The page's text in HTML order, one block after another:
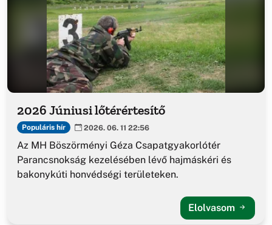
2026 Júniusi lőtérértesítő
Populáris hír 2026. 06. 11 22:56
Az MH Böszörményi Géza Csapatgyakorlótér
Parancsnokság kezelésében lévő hajmáskéri és
bakonykúti honvédségi területeken.
Elolvasom